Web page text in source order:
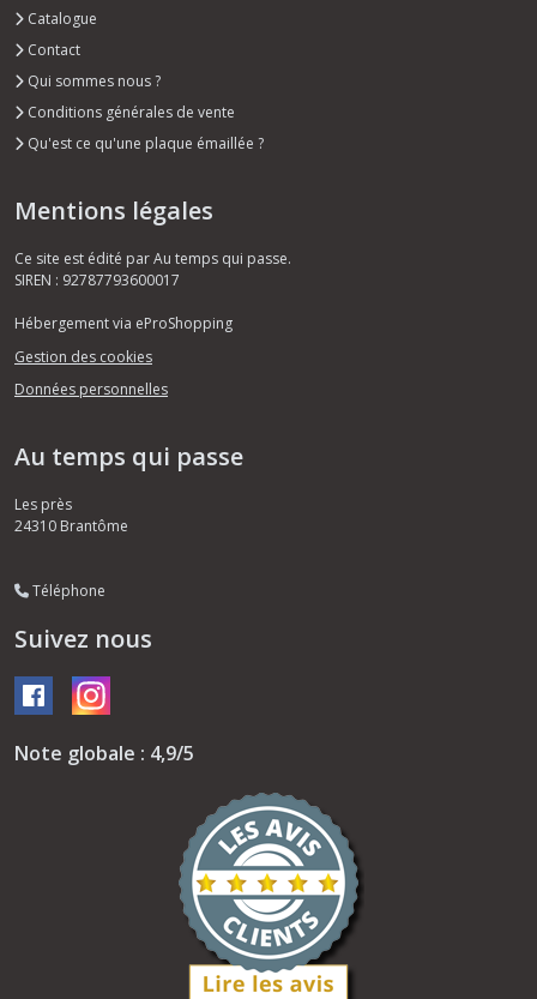
Catalogue
Contact
Qui sommes nous ?
Conditions générales de vente
Qu'est ce qu'une plaque émaillée ?
Mentions légales
Ce site est édité par Au temps qui passe.
SIREN : 92787793600017
Hébergement via eProShopping
Gestion des cookies
Données personnelles
Au temps qui passe
Les près
24310 Brantôme
Téléphone
Suivez nous
Note globale : 4,9/5